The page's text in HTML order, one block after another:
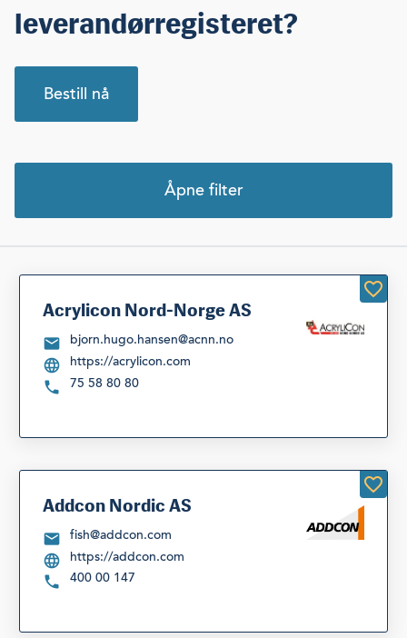
leverandørregisteret?
Bestill nå
Åpne filter
Siste søk Nullstill filter
Listevisning
Acrylicon Nord-Norge AS
bjorn.hugo.hansen@acnn.no
https://acrylicon.com
75 58 80 80
Addcon Nordic AS
fish@addcon.com
https://addcon.com
400 00 147